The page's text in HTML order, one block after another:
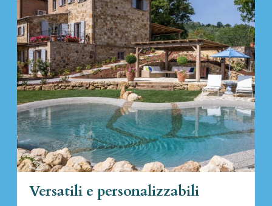
Versatili e personalizzabili